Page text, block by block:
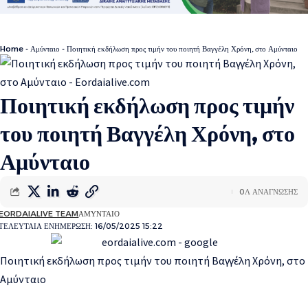
Home - Αμύνταιο - Ποιητική εκδήλωση προς τιμήν του ποιητή Βαγγέλη Χρόνη, στο Αμύνταιο
Ποιητική εκδήλωση προς τιμήν
του ποιητή Βαγγέλη Χρόνη, στο
Αμύνταιο
ΕΝΗΜΕΡΩΣΗ: 16/05/2025 15:22
TEAMΑΜΥΝΤΑΙΟ
0Λ ΑΝΑΓΝΩΣΗΣ
Ποιητική εκδήλωση προς τιμήν του ποιητή Βαγγέλη Χρόνη, στο
Αμύνταιο